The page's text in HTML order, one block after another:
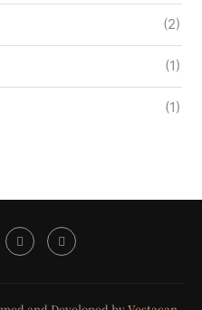
(2)
(1)
(1)